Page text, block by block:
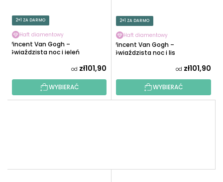
2+1 ZA DARMO
Haft diamentowy
Vincent Van Gogh –
Gwiaździsta noc i jeleń
od zł101,90
WYBIERAĆ
2+1 ZA DARMO
Haft diamentowy
Vincent Van Gogh –
Gwiaździsta noc i lis
od zł101,90
WYBIERAĆ